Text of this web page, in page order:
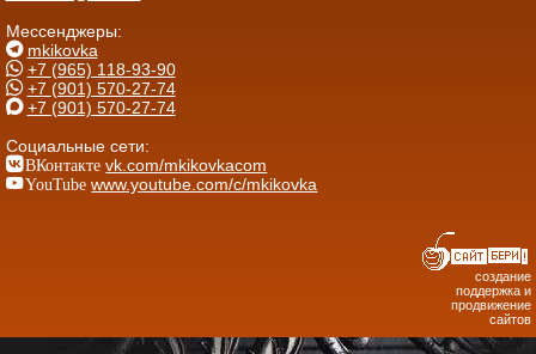
Мессенджеры:
mkikovka
+7 (965) 118-93-90
+7 (901) 570-27-74
+7 (901) 570-27-74
Социальные сети:
ВКонтакте vk.com/mkikovkacom
YouTube www.youtube.com/c/mkikovka
создание
поддержка и
продвижение
сайтов